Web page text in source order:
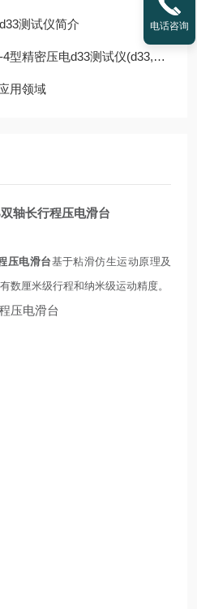
测试仪简介
压电d33测试仪(d33,电阻，极化）
用领域
轴长行程压电滑台
压电滑台基于粘滑仿生运动原理及
数厘米级行程和纳米级运动精度。
电话咨询